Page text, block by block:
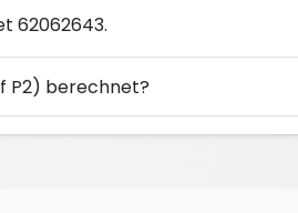
62062643.
P2) berechnet?